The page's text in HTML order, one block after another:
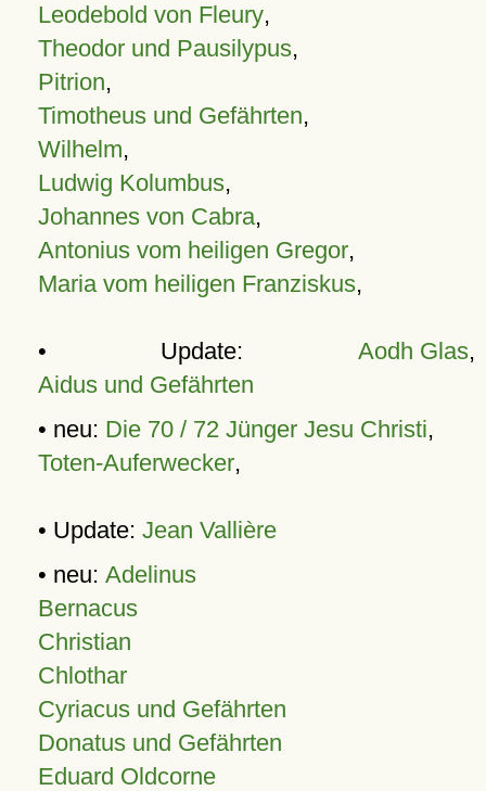
Leodebold von Fleury,
Theodor und Pausilypus,
Pitrion,
Timotheus und Gefährten,
Wilhelm,
Ludwig Kolumbus,
Johannes von Cabra,
Antonius vom heiligen Gregor,
Maria vom heiligen Franziskus,
• Update: Aodh Glas,
Aidus und Gefährten
• neu: Die 70 / 72 Jünger Jesu Christi,
Toten-Auferwecker,
• Update: Jean Vallière
• neu: Adelinus
Bernacus
Christian
Chlothar
Cyriacus und Gefährten
Donatus und Gefährten
Eduard Oldcorne